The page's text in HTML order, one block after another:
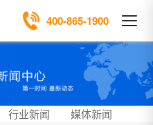
400-865-1900
行业新闻 媒体新闻